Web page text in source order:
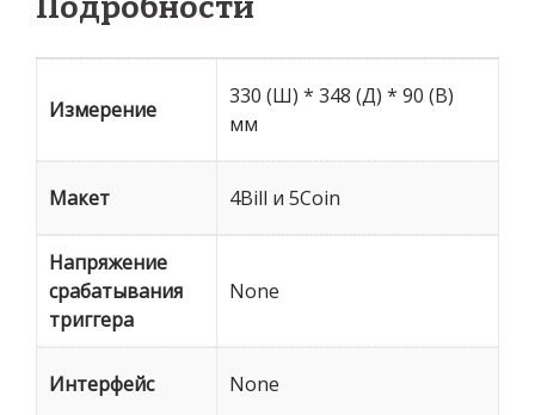
Измерение
330 (Ш) * 348 (Д) * 90 (В)
мм
Макет 4Bill и 5Coin
Напряжение
срабатывания
триггера
None
Интерфейс None